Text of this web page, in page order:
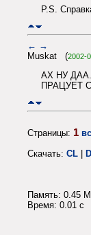
P.S.
← →
Muskat (2002-
АХ НУ
ПРАЦУЕТ
Страницы: 1
Скачать: CL |
Память: 0.45
Время: 0.01 c